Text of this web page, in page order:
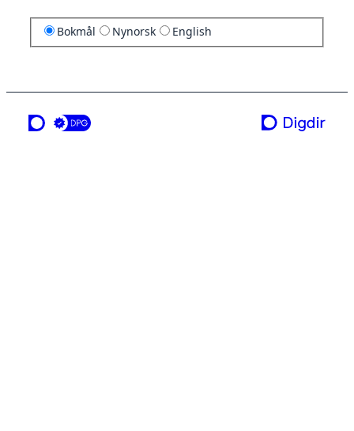
Bokmål Nynorsk English